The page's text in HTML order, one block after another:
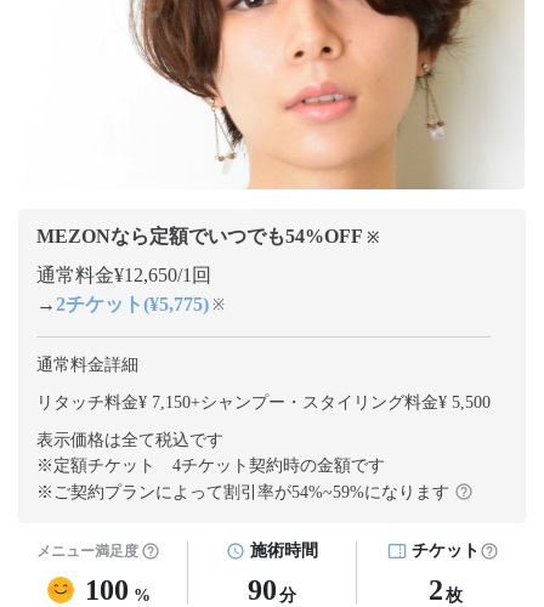
MEZONなら定額でいつでも54%OFF ※
通常料金¥12,650/1回
→2チケット(¥5,775) ※
通常料金詳細
リタッチ料金¥ 7,150+シャンプー・スタイリング料金¥ 5,500
表示価格は全て税込です
※定額チケット 4チケット契約時の金額です
※ご契約プランによって割引率が54%~59%になります
メニュー満足度
100 %
施術時間
90 分
チケット
2 枚